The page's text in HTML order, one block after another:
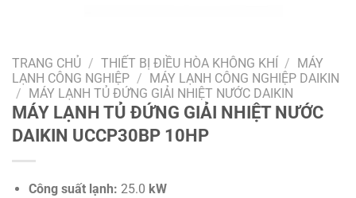
TRANG CHỦ / THIẾT BỊ ĐIỀU HÒA KHÔNG KHÍ / MÁY
LẠNH CÔNG NGHIỆP / MÁY LẠNH CÔNG NGHIỆP DAIKIN
/ MÁY LẠNH TỦ ĐỨNG GIẢI NHIỆT NƯỚC DAIKIN
MÁY LẠNH TỦ ĐỨNG GIẢI NHIỆT NƯỚC
DAIKIN UCCP30BP 10HP
Công suất lạnh: 25.0 kW